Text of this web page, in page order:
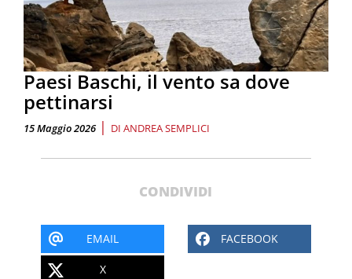
Paesi Baschi, il vento sa dove
pettinarsi
15 Maggio 2026 | DI ANDREA SEMPLICI
CONDIVIDI
EMAIL FACEBOOK
X